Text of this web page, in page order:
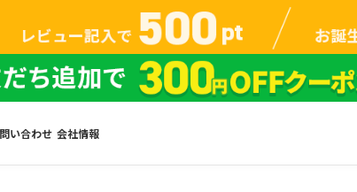
い合わせ 会社情報